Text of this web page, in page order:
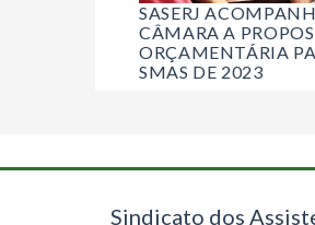
SASERJ
CÂMARA A
ORÇAMENTÁRIA
SMAS DE 2023
Sindicato dos